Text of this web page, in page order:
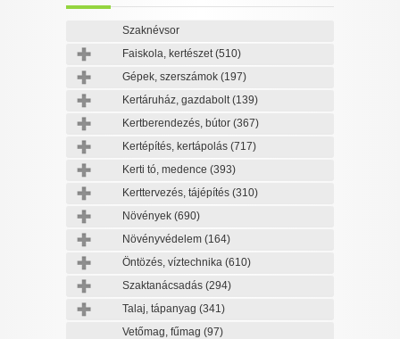
Szaknévsor
Faiskola, kertészet(510)
Gépek, szerszámok (197)
Kertáruház, gazdabolt(139)
Kertberendezés, bútor (367)
Kertépítés, kertápolás (717)
Kerti tó, medence (393)
Kerttervezés, tájépítés (310)
Növények (690)
Növényvédelem (164)
Öntözés, víztechnika (610)
Szaktanácsadás (294)
Talaj, tápanyag (341)
Vetőmag, fűmag (97)